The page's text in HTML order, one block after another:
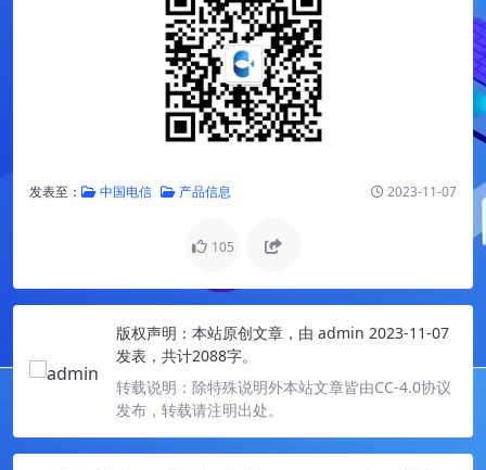
发表至： 中国电信 产品信息 2023-11-07
105
版权声明： 本站原创文章，由 admin 2023-11-07
发表，共计2088字。
转载说明： 除特殊说明外本站文章皆由CC-4.0协议
发布，转载请注明出处。